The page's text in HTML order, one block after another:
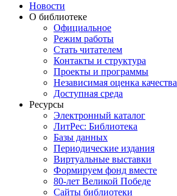
Новости
О библиотеке
Официальное
Режим работы
Стать читателем
Контакты и структура
Проекты и программы
Независимая оценка качества
Доступная среда
Ресурсы
Электронный каталог
ЛитРес: Библиотека
Базы данных
Периодические издания
Виртуальные выставки
Формируем фонд вместе
80-лет Великой Победе
Сайты библиотеки